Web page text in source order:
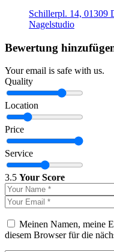
Schillerpl. 14, 01309
Nagelstudio
Bewertung
Your email is safe with us.
Quality
Location
Price
Service
3.5 Your Score
Meinen Namen, meine
diesem Browser für die